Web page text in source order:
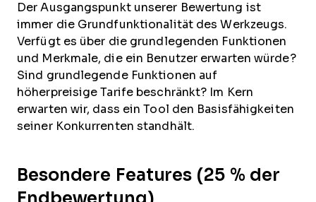
Der Ausgangspunkt unserer Bewertung ist
immer die Grundfunktionalität des Werkzeugs.
Verfügt es über die grundlegenden Funktionen
und Merkmale, die ein Benutzer erwarten würde?
Sind grundlegende Funktionen auf
höherpreisige Tarife beschränkt? Im Kern
erwarten wir, dass ein Tool den Basisfähigkeiten
seiner Konkurrenten standhält.
Besondere Features (25 % der
Endbewertung)